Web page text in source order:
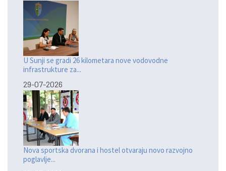
U Sunji se gradi 26 kilometara nove vodovodne
infrastrukture za...
29-07-2026
Nova sportska dvorana i hostel otvaraju novo razvojno
poglavlje...